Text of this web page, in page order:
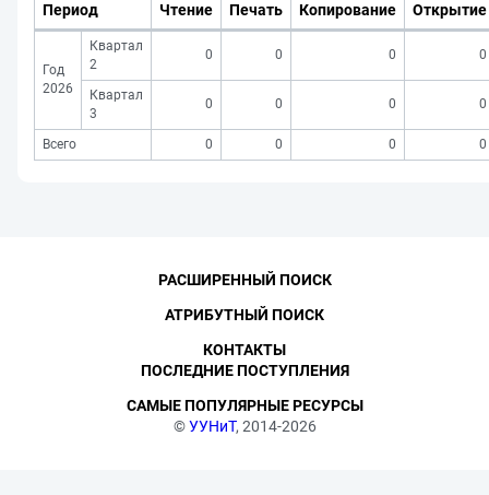
Период Чтение Печать Копирование Открытие
Год
2026
Квартал
2
0 0 0 0
Квартал
3
0 0 0 0
Всего 0 0 0 0
©УУНиТ, 2014-2026
РАСШИРЕННЫЙ ПОИСК
АТРИБУТНЫЙ ПОИСК
КОНТАКТЫ
ПОСЛЕДНИЕ ПОСТУПЛЕНИЯ
САМЫЕ ПОПУЛЯРНЫЕ РЕСУРСЫ